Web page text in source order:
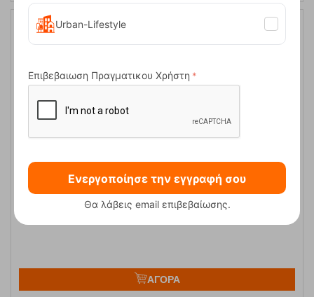
FRE-18638
ΑΓΟΡΑ
Urban-Lifestyle
Επιβεβαιωση Πραγματικου Χρήστη
Ενεργοποίησε την εγγραφή σου
Θα λάβεις email επιβεβαίωσης.